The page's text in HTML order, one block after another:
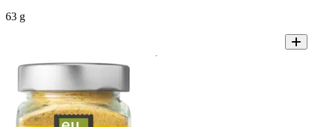
63 g